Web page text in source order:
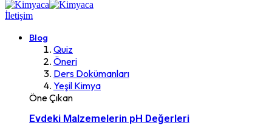
İletişim
Blog
Quiz
Öneri
Ders Dokümanları
Yeşil Kimya
Öne Çıkan
Evdeki Malzemelerin pH Değerleri